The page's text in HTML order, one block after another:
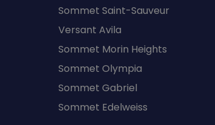
Sommet Saint-Sauveur
Versant Avila
Sommet Morin Heights
Sommet Olympia
Sommet Gabriel
Sommet Edelweiss